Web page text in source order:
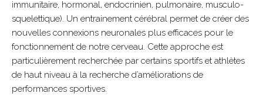
immunitaire, hormonal, endocrinien, pulmonaire, musculo-
squelettique). Un entrainement cérébral permet de créer des
nouvelles connexions neuronales plus efficaces pour le
fonctionnement de notre cerveau. Cette approche est
particulièrement recherchée par certains sportifs et athlètes
de haut niveau à la recherche d’améliorations de
performances sportives.